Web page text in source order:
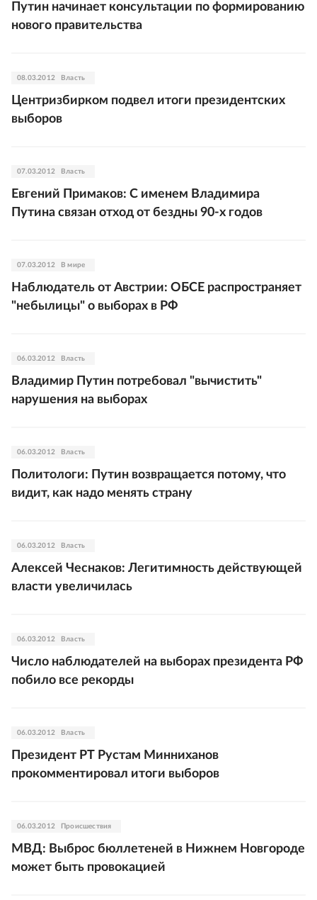
Путин начинает консультации по формированию
нового правительства
08.03.2012 Власть
Центризбирком подвел итоги президентских
выборов
07.03.2012 Власть
Евгений Примаков: С именем Владимира
Путина связан отход от бездны 90-х годов
07.03.2012 В мире
Наблюдатель от Австрии: ОБСЕ распространяет
"небылицы" о выборах в РФ
06.03.2012 Власть
Владимир Путин потребовал "вычистить"
нарушения на выборах
06.03.2012 Власть
Политологи: Путин возвращается потому, что
видит, как надо менять страну
06.03.2012 Власть
Алексей Чеснаков: Легитимность действующей
власти увеличилась
06.03.2012 Власть
Число наблюдателей на выборах президента РФ
побило все рекорды
06.03.2012 Власть
Президент РТ Рустам Минниханов
прокомментировал итоги выборов
06.03.2012 Происшествия
МВД: Выброс бюллетеней в Нижнем Новгороде
может быть провокацией